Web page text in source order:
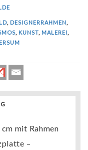
, DESIGNERRAHMEN,
, KUNST, MALEREI,
mit Rahmen
–